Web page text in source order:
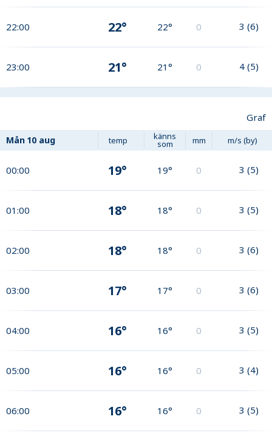
22:00 22° 22° 0 3 (6)
23:00 21° 21° 0 4 (5)
Graf
Mån 10 aug temp känns
som mm m/s (by)
00:00 19° 19° 0 3 (5)
01:00 18° 18° 0 3 (5)
02:00 18° 18° 0 3 (6)
03:00 17° 17° 0 3 (6)
04:00 16° 16° 0 3 (5)
05:00 16° 16° 0 3 (4)
06:00 16° 16° 0 3 (5)